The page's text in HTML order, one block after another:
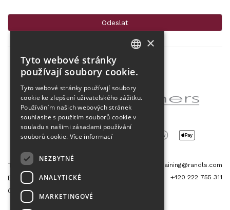
Partner projektu
Tetris Office Building
Budějovická 1550/15a
CZ 140 00, Praha 4
training@randls.com
+420 222 755 311
×
Tyto webové stránky
používají soubory cookie.
Tyto webové stránky používají soubory
cookie ke zlepšení uživatelského zážitku.
Používáním našich webových stránek
souhlasíte s použitím souborů cookie v
souladu s našimi zásadami používání
souborů cookie. Více informací
NEZBYTNÉ
ANALYTICKÉ
MARKETINGOVÉ